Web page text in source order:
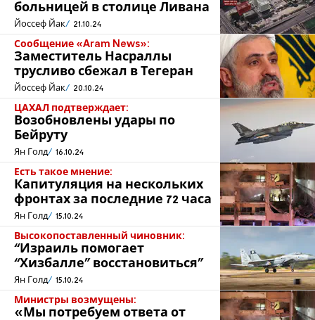
больницей в столице Ливана
Йоссеф Йак 21.10.24
Сообщение «Aram News»:
Заместитель Насраллы
трусливо сбежал в Тегеран
Йоссеф Йак 20.10.24
ЦАХАЛ подтверждает:
Возобновлены удары по
Бейруту
Ян Голд 16.10.24
Есть такое мнение:
Капитуляция на нескольких
фронтах за последние 72 часа
Ян Голд 15.10.24
Высокопоставленный чиновник:
“Израиль помогает
“Хизбалле” восстановиться”
Ян Голд 15.10.24
Министры возмущены:
«Мы потребуем ответа от